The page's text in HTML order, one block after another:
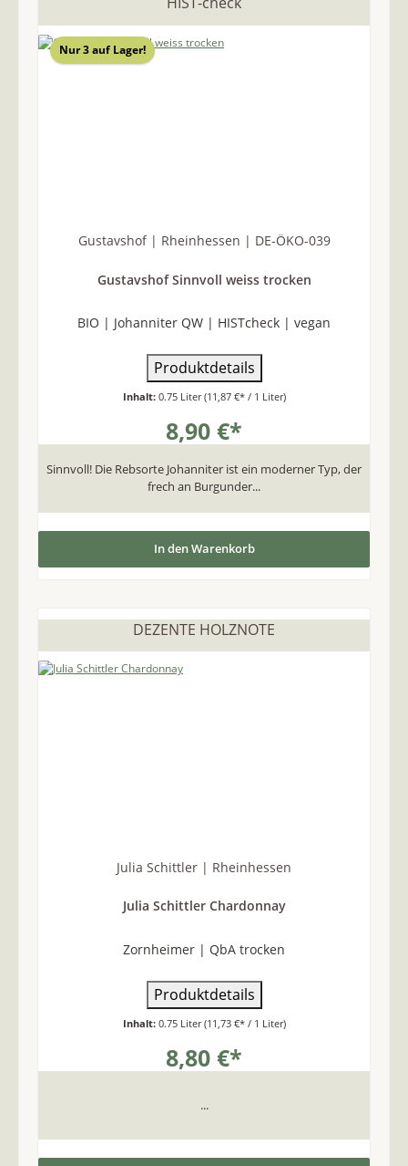
Nur 3 auf Lager!
Gustavshof | Rheinhessen | DE-ÖKO-039
Gustavshof Sinnvoll weiss trocken
BIO | Johanniter QW | HISTcheck | vegan
Produktdetails
Inhalt: 0.75 Liter(11,87 €* / 1 Liter)
8,90 €*
Sinnvoll! Die Rebsorte Johanniter ist ein moderner Typ, der
frech an Burgunder...
In den Warenkorb
DEZENTE HOLZNOTE
Julia Schittler | Rheinhessen
Julia Schittler Chardonnay
Zornheimer | QbA trocken
Produktdetails
Inhalt: 0.75 Liter(11,73 €* / 1 Liter)
8,80 €*
...